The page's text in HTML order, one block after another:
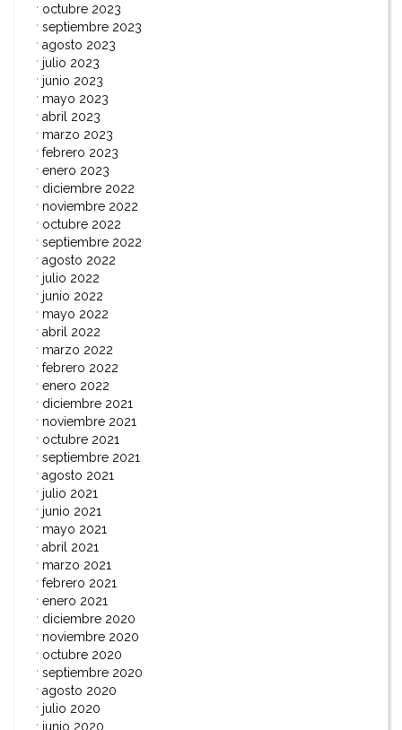
octubre 2023
septiembre 2023
agosto 2023
julio 2023
junio 2023
mayo 2023
abril 2023
marzo 2023
febrero 2023
enero 2023
diciembre 2022
noviembre 2022
octubre 2022
septiembre 2022
agosto 2022
julio 2022
junio 2022
mayo 2022
abril 2022
marzo 2022
febrero 2022
enero 2022
diciembre 2021
noviembre 2021
octubre 2021
septiembre 2021
agosto 2021
julio 2021
junio 2021
mayo 2021
abril 2021
marzo 2021
febrero 2021
enero 2021
diciembre 2020
noviembre 2020
octubre 2020
septiembre 2020
agosto 2020
julio 2020
junio 2020